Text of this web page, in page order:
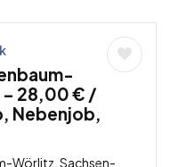
28,00 € /
Nebenjob,
Wörlitz, Sachsen-